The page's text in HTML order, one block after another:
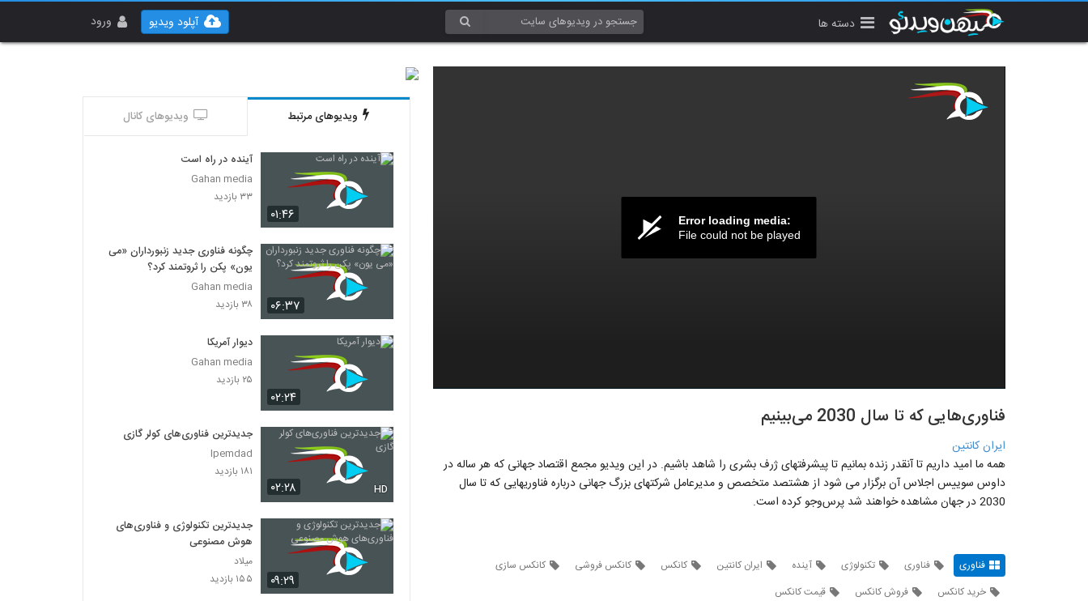
دسته ها ورود آپلود ویدیو
Error loading media:
File could not be played
فناوری‌هایی که تا سال 2030 می‌بینیم
ایران کانتین
همه ما امید داریم تا آنقدر زنده بمانیم تا پیشرفتهای ژرف بشری را شاهد باشیم. در این ویدیو مجمع اقتصاد جهانی که هر ساله در
داوس سوییس اجلاس آن برگزار می شود از هشتصد متخصص و مدیرعامل شرکتهای بزرگ جهانی درباره فناوریهایی که تا سال
2030 در جهان مشاهده خواهند شد پرس‌وجو کرده است.
فناوری فناوری تکنولوژی آینده ایران کانتین کانکس کانکس فروشی
کانکس سازی
خرید کانکس
فروش کانکس قیمت کانکس
ویدیوهای مرتبط ویدیوهای کانال
۰۱:۴۶
آینده در راه است
Gahan media
۳۳ بازدید
۰۶:۳۷
چگونه فناوری جدید زنبورداران «می
یون» پکن را ثروتمند کرد؟
Gahan media
۳۸ بازدید
۰۲:۲۴
دیوار آمریکا
Gahan media
۲۵ بازدید
۰۲:۲۸ HD
جدیدترین فناوری‌های کولر گازی
Ipemdad
۱۸۱ بازدید
۰۹:۲۹
جدیدترین تکنولوژی و فناوری‌های
هوش مصنوعی
میلاد
۱۵۵ بازدید